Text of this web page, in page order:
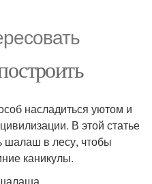
насладиться уютом и
В этой статье
шалаш в лесу, чтобы
каникулы.
шалаша